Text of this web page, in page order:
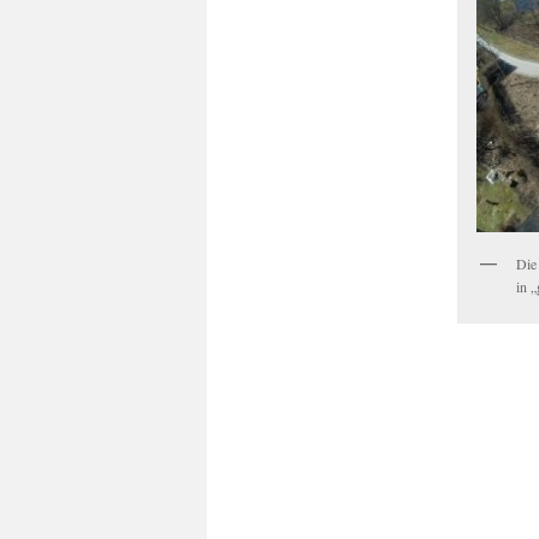
Die
in